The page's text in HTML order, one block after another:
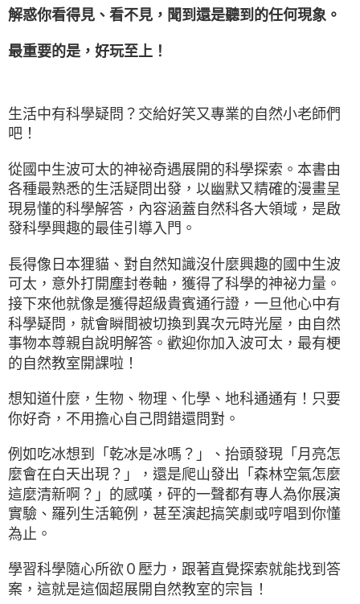
解惑你看得見、看不見，聞到還是聽到的任何現象。
最重要的是，好玩至上！
生活中有科學疑問？交給好笑又專業的自然小老師們
吧！
從國中生波可太的神祕奇遇展開的科學探索。本書由
各種最熟悉的生活疑問出發，以幽默又精確的漫畫呈
現易懂的科學解答，內容涵蓋自然科各大領域，是啟
發科學興趣的最佳引導入門。
長得像日本狸貓、對自然知識沒什麼興趣的國中生波
可太，意外打開塵封卷軸，獲得了科學的神祕力量。
接下來他就像是獲得超級貴賓通行證，一旦他心中有
科學疑問，就會瞬間被切換到異次元時光屋，由自然
事物本尊親自說明解答。歡迎你加入波可太，最有梗
的自然教室開課啦！
想知道什麼，生物、物理、化學、地科通通有！只要
你好奇，不用擔心自己問錯還問對。
例如吃冰想到「乾冰是冰嗎？」、抬頭發現「月亮怎
麼會在白天出現？」，還是爬山發出「森林空氣怎麼
這麼清新啊？」的感嘆，砰的一聲都有專人為你展演
實驗、羅列生活範例，甚至演起搞笑劇或哼唱到你懂
為止。
學習科學隨心所欲０壓力，跟著直覺探索就能找到答
案，這就是這個超展開自然教室的宗旨！